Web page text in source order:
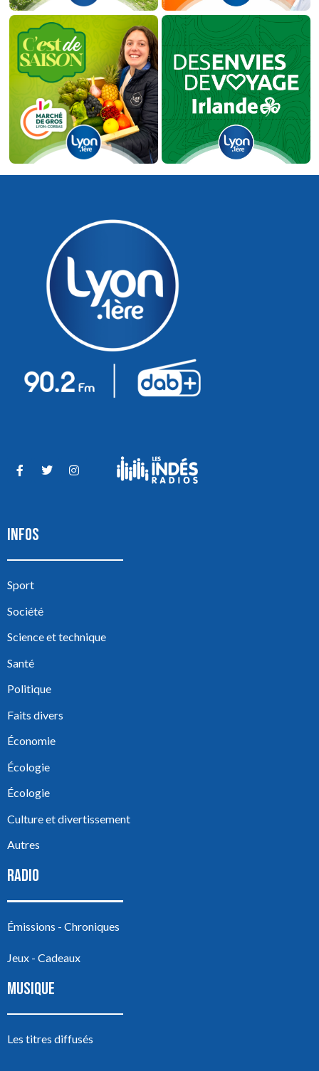
INFOS
Sport
Société
Science et technique
Santé
Politique
Faits divers
Économie
Écologie
Écologie
Culture et divertissement
Autres
RADIO
Émissions - Chroniques
Jeux - Cadeaux
MUSIQUE
Les titres diffusés